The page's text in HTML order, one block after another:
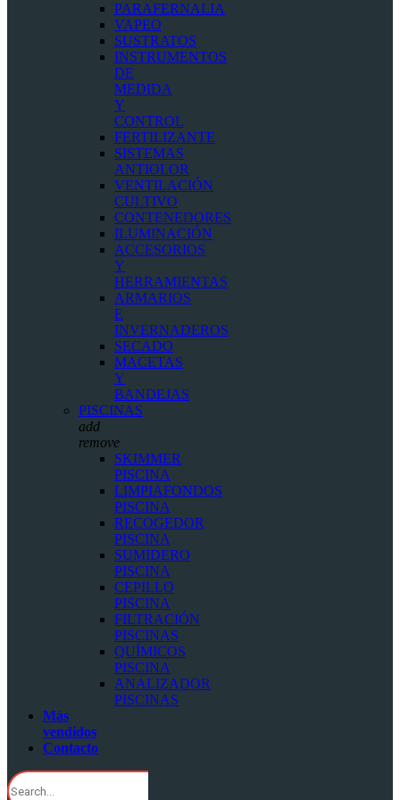
PARAFERNALIA
VAPEO
SUSTRATOS
INSTRUMENTOS
DE
MEDIDA
Y
CONTROL
FERTILIZANTE
SISTEMAS
ANTIOLOR
VENTILACIÓN
CULTIVO
CONTENEDORES
ILUMINACIÓN
ACCESORIOS
Y
HERRAMIENTAS
ARMARIOS
E
INVERNADEROS
SECADO
MACETAS
Y
BANDEJAS
PISCINAS
add
remove
SKIMMER
PISCINA
LIMPIAFONDOS
PISCINA
RECOGEDOR
PISCINA
SUMIDERO
PISCINA
CEPILLO
PISCINA
FILTRACIÓN
PISCINAS
QUÍMICOS
PISCINA
ANALIZADOR
PISCINAS
Más
vendidos
Contacto